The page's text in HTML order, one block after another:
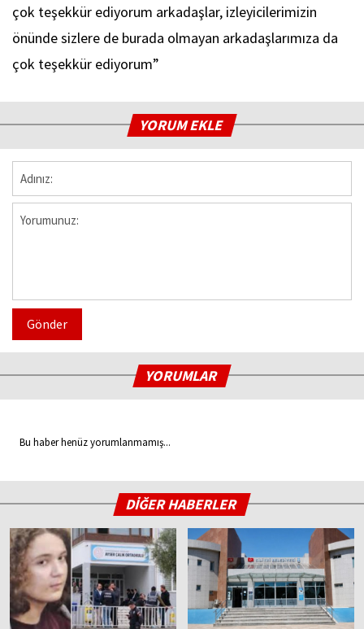
çok teşekkür ediyorum arkadaşlar, izleyicilerimizin
önünde sizlere de burada olmayan arkadaşlarımıza da
çok teşekkür ediyorum”
YORUM EKLE
Gönder
YORUMLAR
Bu haber henüz yorumlanmamış...
DİĞER HABERLER